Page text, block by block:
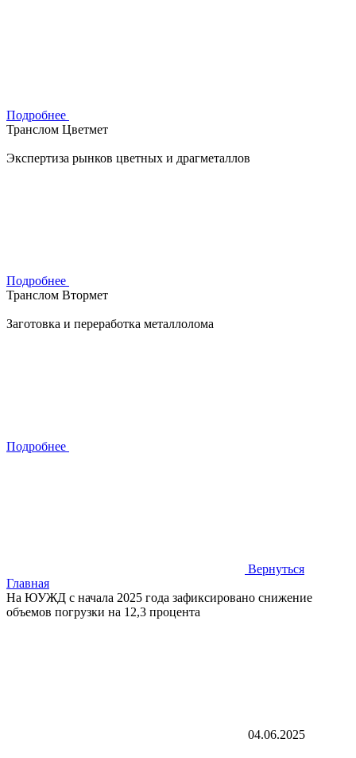
Подробнее
Транслом Цветмет
Экспертиза рынков цветных и драгметаллов
Подробнее
Транслом Втормет
Заготовка и переработка металлолома
Подробнее
Вернуться
Главная
На ЮУЖД с начала 2025 года зафиксировано снижение
объемов погрузки на 12,3 процента
04.06.2025